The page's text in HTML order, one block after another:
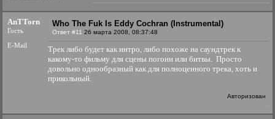
AnTTorn
Гость
E-Mail
Who The Fuk Is Eddy Cochran (Instrumental)
Ответ #11 26 марта 2008, 08:37:48
Трек либо будет как интро, либо похоже на саундтрек к
какому-то фильму для сцены погони или битвы. Просто
довольно однообразный как для полноценного трека, хоть и
прикольный.
Авторизован